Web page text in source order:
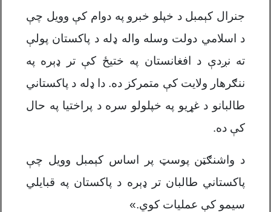
جنرال کېمبل د خپلو خبرو په دوام کې وویل چې
د اسلامي دولت وسله واله ډله د پاکستان پولې
ته نږدې د افغانستان په ختیځ کې تر ډېره په
ننګرهار ولایت کې متمرکز ده. دا ډله د پاکستاني
طالبانو د غړیو په خپلولو سره د پراختیا په حال
کې ده.
د واشنګټن پوسټ پر اساس کېمبل وویل چې
پاکستاني طالبان تر ډېره د پاکستان په قبایلي
سیمو کې عملیات کوي.»